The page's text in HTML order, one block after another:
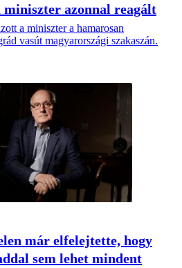
miniszter azonnal reagált
a miniszter a hamarosan
vasút magyarországi szakaszán.
már elfelejtette, hogy
sem lehet mindent